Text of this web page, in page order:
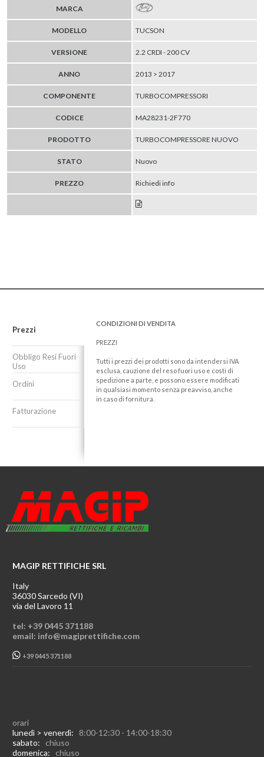
MARCA
MODELLO TUCSON
VERSIONE 2.2 CRDI - 200 CV
ANNO 2013 > 2017
COMPONENTE TURBOCOMPRESSORI
CODICE MA28231-2F770
PRODOTTO TURBOCOMPRESSORE NUOVO
STATO Nuovo
PREZZO Richiedi info
Prezzi
Obbligo Resi Fuori
Uso
Ordini
Fatturazione
CONDIZIONI DI VENDITA
PREZZI
Tutti i prezzi dei prodotti sono da intendersi IVA
esclusa, cauzione del reso fuori uso e costi di
spedizione a parte, e possono essere modificati
in qualsiasi momento senza preavviso, anche
in caso di fornitura.
MAGIP RETTIFICHE SRL
Italy
36030 Sarcedo (VI)
via del Lavoro 11
tel: +39 0445 371188
email: info@magiprettifiche.com
+39 0445 371188
orari
lunedì > venerdì: 8:00-12:30 - 14:00-18:30
sabato: chiuso
domenica: chiuso